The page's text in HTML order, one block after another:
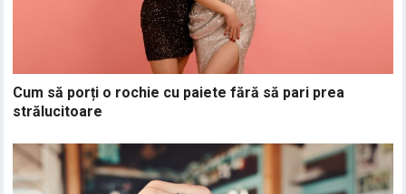
Cum să porți o rochie cu paiete fără să pari prea
strălucitoare